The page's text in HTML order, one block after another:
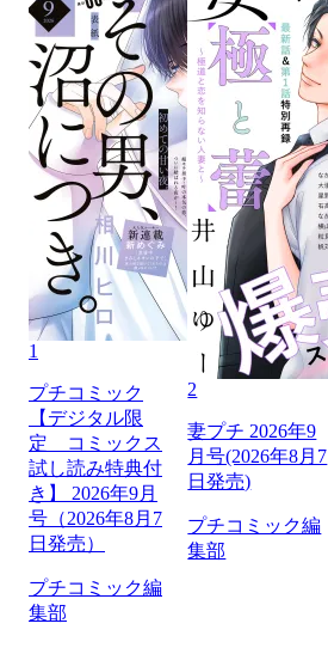
1
プチコミック
【デジタル限
定 コミックス
試し読み特典付
き】 2026年9月
号（2026年8月7
日発売）
プチコミック編
集部
2
妻プチ 2026年9
月号(2026年8月7
日発売)
プチコミック編
集部